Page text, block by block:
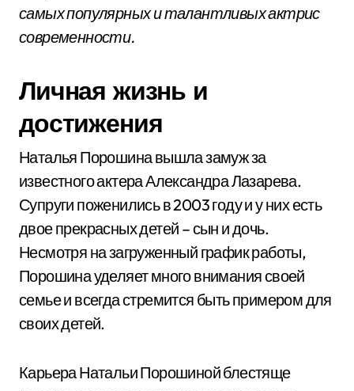
самых популярных и талантливых актрис
современности.
Личная жизнь и
достижения
Наталья Порошина вышла замуж за
известного актера Александра Лазарева.
Супруги поженились в 2003 году и у них есть
двое прекрасных детей – сын и дочь.
Несмотря на загруженный график работы,
Порошина уделяет много внимания своей
семье и всегда стремится быть примером для
своих детей.
Карьера Натальи Порошиной блестяще